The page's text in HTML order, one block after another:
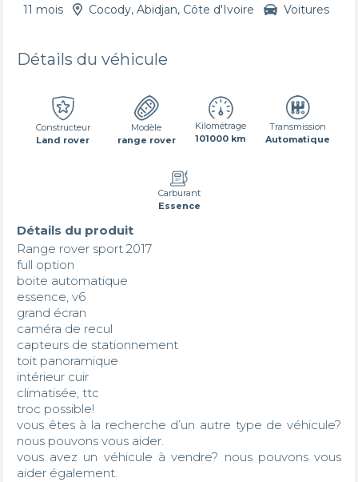
11 mois Cocody, Abidjan, Côte d'Ivoire Voitures
Détails du véhicule
Constructeur
Land rover
Modèle
range rover
Kilométrage
101000 km
Transmission
Automatique
Carburant
Essence
Détails du produit
Range rover sport 2017
full option
boite automatique
essence, v6
grand écran
caméra de recul
capteurs de stationnement
toit panoramique
intérieur cuir
climatisée, ttc
troc possible!
vous êtes à la recherche d’un autre type de véhicule?
nous pouvons vous aider.
vous avez un véhicule à vendre? nous pouvons vous
aider également.